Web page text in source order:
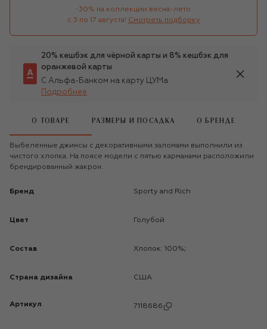
-30% на коллекции весна-лето
с 3 по 17 августа! Смотреть подборку
20% кешбэк для чёрной карты и 8% кешбэк для
оранжевой карты
С Альфа-Банком на карту ЦУМа
Подробнее
О ТОВАРЕ РАЗМЕРЫ И ПОСАДКА О БРЕНДЕ
Выбеленные джинсы с декоративными заломами выполнили из
чистого хлопка. На поясе модели с пятью карманами расположили
брендированный жакрон.
Бренд Sporty and Rich
Цвет Голубой
Состав Хлопок: 100%;
Страна дизайна США
Артикул 7118686